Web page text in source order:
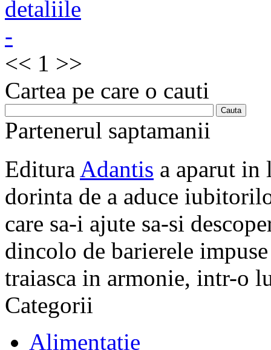
<< 1 >>
Cartea pe care o cauti
Partenerul saptamanii
Editura Adantis a aparut in
dorinta de a aduce
care sa-i ajute sa-si
dincolo de barierele
traiasca in armonie, intr-o
Categorii
Alimentatie